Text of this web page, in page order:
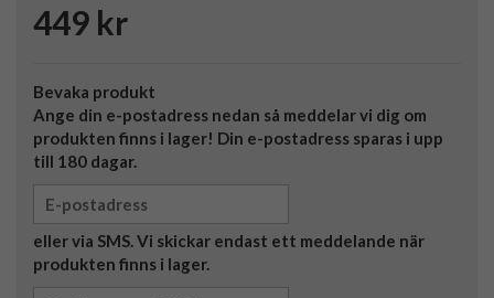
449 kr
Bevaka produkt
Ange din e-postadress nedan så meddelar vi dig om
produkten finns i lager! Din e-postadress sparas i upp
till 180 dagar.
eller via SMS. Vi skickar endast ett meddelande när
produkten finns i lager.